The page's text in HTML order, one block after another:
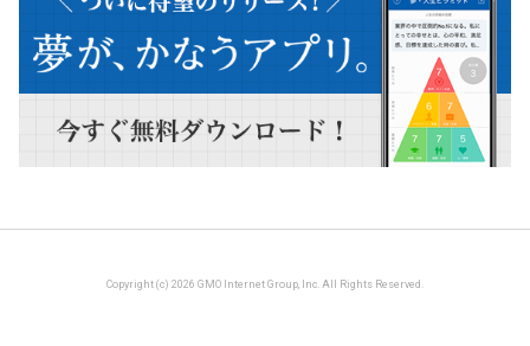
Copyright (c) 2026 GMO Internet Group, Inc. All Rights Reserved.